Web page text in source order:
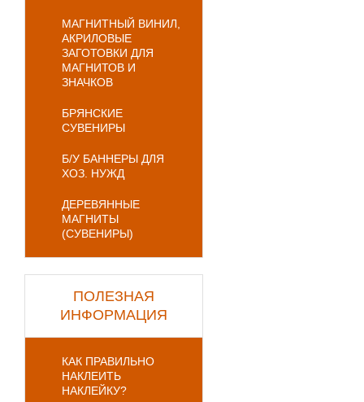
МАГНИТНЫЙ ВИНИЛ,
АКРИЛОВЫЕ
ЗАГОТОВКИ ДЛЯ
МАГНИТОВ И
ЗНАЧКОВ
БРЯНСКИЕ
СУВЕНИРЫ
Б/У БАННЕРЫ ДЛЯ
ХОЗ. НУЖД
ДЕРЕВЯННЫЕ
МАГНИТЫ
(СУВЕНИРЫ)
ПОЛЕЗНАЯ
ИНФОРМАЦИЯ
КАК ПРАВИЛЬНО
НАКЛЕИТЬ
НАКЛЕЙКУ?